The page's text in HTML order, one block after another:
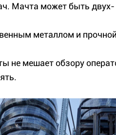
Мачта может быть двух-
металлом и
не мешает обзору